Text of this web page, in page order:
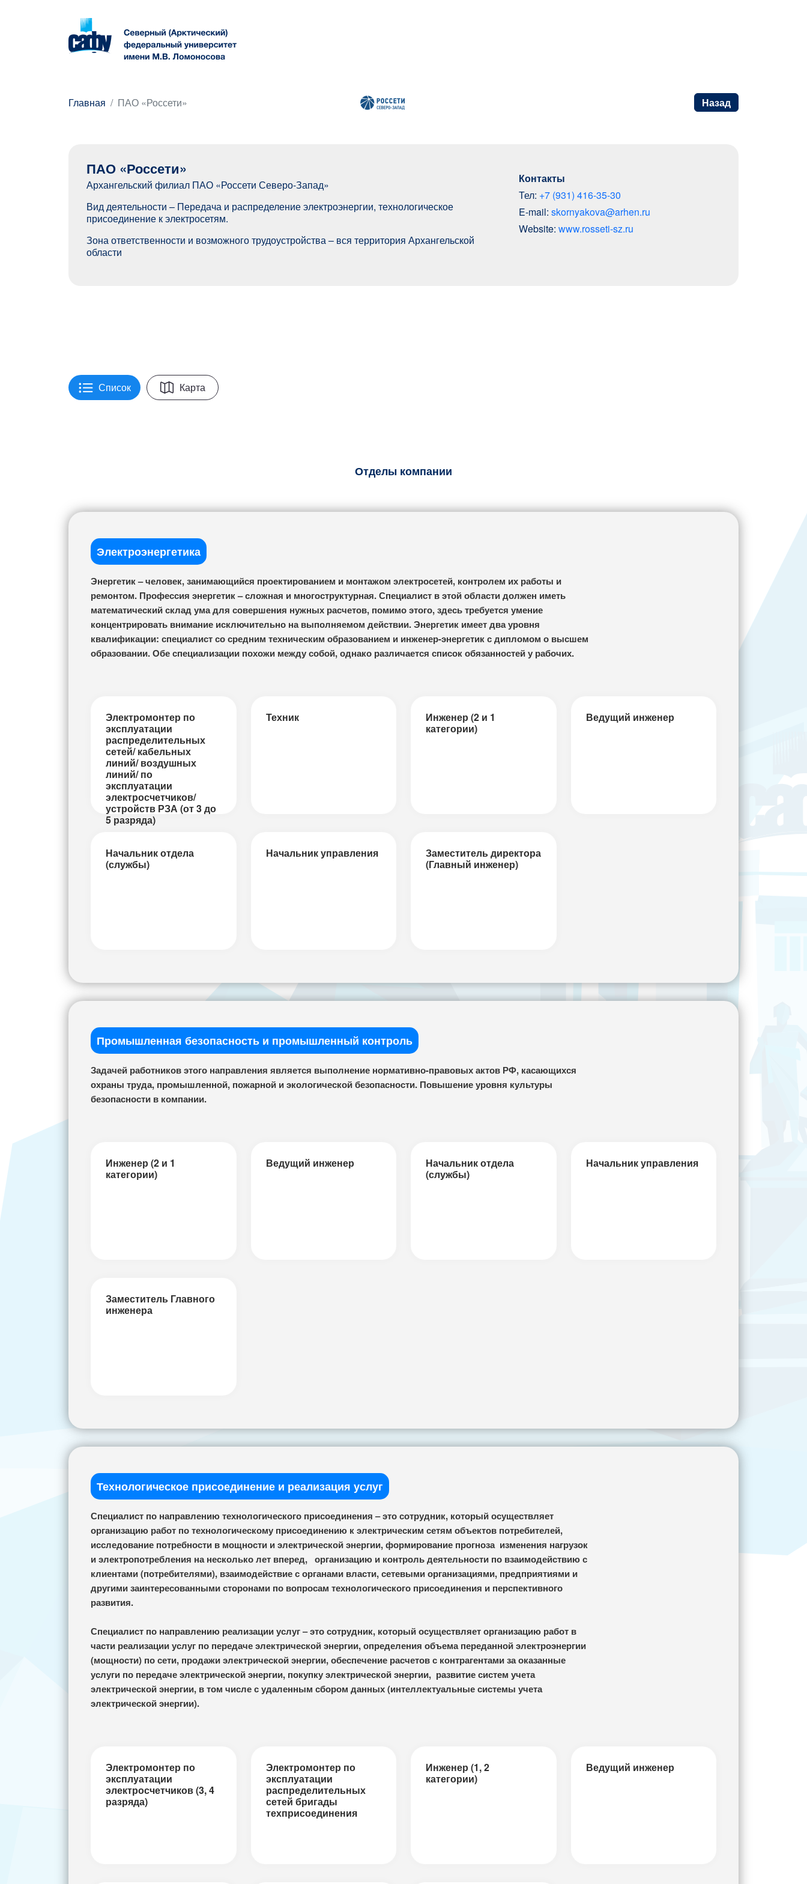
Главная ПАО «Россети» Назад
ПАО «Россети»
Архангельский филиал ПАО «Россети Северо-Запад»
Вид деятельности – Передача и распределение электроэнергии, технологическое
присоединение к электросетям.
Зона ответственности и возможного трудоустройства – вся территория Архангельской
области
Контакты
Тел: +7 (931) 416-35-30
E-mail: skornyakova@arhen.ru
Website: www.rosseti-sz.ru
Список Карта
Отделы компании
Электроэнергетика
Энергетик – человек, занимающийся проектированием и монтажом электросетей, контролем их работы и
ремонтом. Профессия энергетик – сложная и многоструктурная. Специалист в этой области должен иметь
математический склад ума для совершения нужных расчетов, помимо этого, здесь требуется умение
концентрировать внимание исключительно на выполняемом действии. Энергетик имеет два уровня
квалификации: специалист со средним техническим образованием и инженер-энергетик с дипломом о высшем
образовании. Обе специализации похожи между собой, однако различается список обязанностей у рабочих.
Электромонтер по
эксплуатации
распределительных
сетей/ кабельных
линий/ воздушных
линий/ по
эксплуатации
электросчетчиков/
устройств РЗА (от 3 до
5 разряда)
Техник
Инженер (2 и 1
категории)
Ведущий инженер
Начальник отдела
(службы)
Начальник управления
Заместитель директора
(Главный инженер)
Промышленная безопасность и промышленный контроль
Задачей работников этого направления является выполнение нормативно-правовых актов РФ, касающихся
охраны труда, промышленной, пожарной и экологической безопасности. Повышение уровня культуры
безопасности в компании.
Инженер (2 и 1
категории)
Ведущий инженер
Начальник отдела
(службы)
Начальник управления
Заместитель Главного
инженера
Технологическое присоединение и реализация услуг
Специалист по направлению технологического присоединения ‒ это сотрудник, который осуществляет
организацию работ по технологическому присоединению к электрическим сетям объектов потребителей,
исследование потребности в мощности и электрической энергии, формирование прогноза изменения нагрузок
и электропотребления на несколько лет вперед, организацию и контроль деятельности по взаимодействию с
клиентами (потребителями), взаимодействие с органами власти, сетевыми организациями, предприятиями и
другими заинтересованными сторонами по вопросам технологического присоединения и перспективного
развития.
Специалист по направлению реализации услуг ‒ это сотрудник, который осуществляет организацию работ в
части реализации услуг по передаче электрической энергии, определения объема переданной электроэнергии
(мощности) по сети, продажи электрической энергии, обеспечение расчетов с контрагентами за оказанные
услуги по передаче электрической энергии, покупку электрической энергии, развитие систем учета
электрической энергии, в том числе с удаленным сбором данных (интеллектуальные системы учета
электрической энергии).
Электромонтер по
эксплуатации
электросчетчиков (3, 4
разряда)
Электромонтер по
эксплуатации
распределительных
сетей бригады
техприсоединения
Инженер (1, 2
категории)
Ведущий инженер